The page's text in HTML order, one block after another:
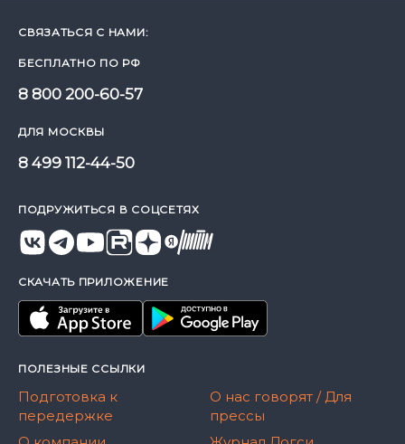
СВЯЗАТЬСЯ С НАМИ:
БЕСПЛАТНО ПО РФ
8 800 200-60-57
ДЛЯ МОСКВЫ
8 499 112-44-50
ПОДРУЖИТЬСЯ В СОЦСЕТЯХ
СКАЧАТЬ ПРИЛОЖЕНИЕ
ПОЛЕЗНЫЕ ССЫЛКИ
Подготовка к
передержке
О нас говорят / Для
прессы